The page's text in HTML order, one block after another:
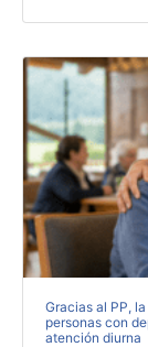
Gracias al PP,
personas con
atención diurna